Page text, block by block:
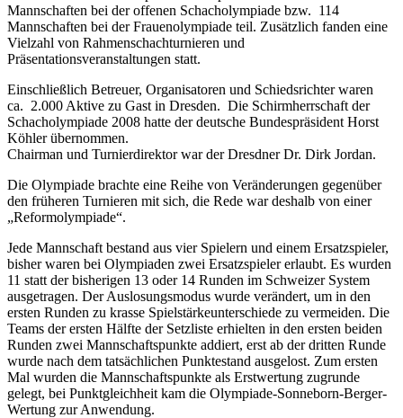
Mannschaften bei der offenen Schacholympiade bzw. 114
Mannschaften bei der Frauenolympiade teil. Zusätzlich fanden eine
Vielzahl von Rahmenschachturnieren und
Präsentationsveranstaltungen statt.
Einschließlich Betreuer, Organisatoren und Schiedsrichter waren
ca. 2.000 Aktive zu Gast in Dresden. Die Schirmherrschaft der
Schacholympiade 2008 hatte der deutsche Bundespräsident Horst
Köhler übernommen.
Chairman und Turnierdirektor war der Dresdner Dr. Dirk Jordan.
Die Olympiade brachte eine Reihe von Veränderungen gegenüber
den früheren Turnieren mit sich, die Rede war deshalb von einer
„Reformolympiade“.
Jede Mannschaft bestand aus vier Spielern und einem Ersatzspieler,
bisher waren bei Olympiaden zwei Ersatzspieler erlaubt. Es wurden
11 statt der bisherigen 13 oder 14 Runden im Schweizer System
ausgetragen. Der Auslosungsmodus wurde verändert, um in den
ersten Runden zu krasse Spielstärkeunterschiede zu vermeiden. Die
Teams der ersten Hälfte der Setzliste erhielten in den ersten beiden
Runden zwei Mannschaftspunkte addiert, erst ab der dritten Runde
wurde nach dem tatsächlichen Punktestand ausgelost. Zum ersten
Mal wurden die Mannschaftspunkte als Erstwertung zugrunde
gelegt, bei Punktgleichheit kam die Olympiade-Sonneborn-Berger-
Wertung zur Anwendung.